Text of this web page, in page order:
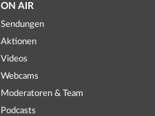
ON AIR
Sendungen
Aktionen
Videos
Webcams
Moderatoren & Team
Podcasts